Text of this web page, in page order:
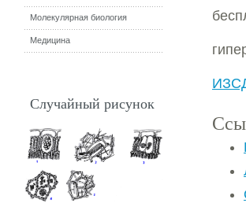
Молекулярная биология
Медицина
Случайный рисунок